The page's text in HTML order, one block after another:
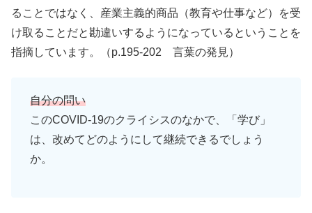
ることではなく、産業主義的商品（教育や仕事など）を受
け取ることだと勘違いするようになっているということを
指摘しています。（p.195-202 言葉の発見）
自分の問い
このCOVID-19のクライシスのなかで、「学び」
は、改めてどのようにして継続できるでしょう
か。